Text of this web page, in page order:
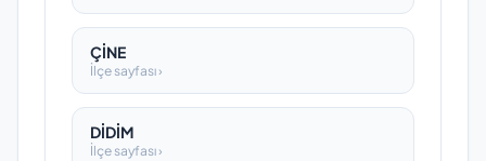
ÇİNE
İlçe sayfası ›
DİDİM
İlçe sayfası ›